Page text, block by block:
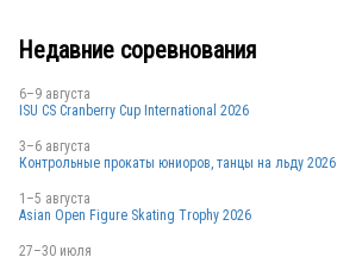
Недавние соревнования
6–9 августа
ISU CS Cranberry Cup International 2026
3–6 августа
Контрольные прокаты юниоров, танцы на льду 2026
1–5 августа
Asian Open Figure Skating Trophy 2026
27–30 июля